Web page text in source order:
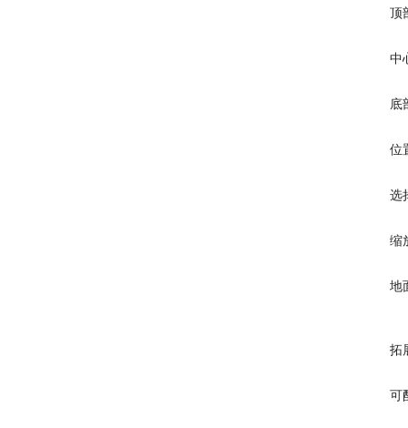
顶
中
底
位
选
缩
地
拓
可